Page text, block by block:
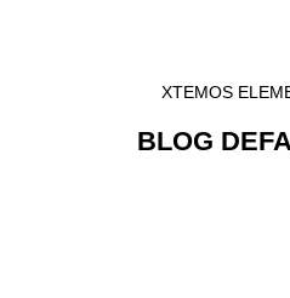
XTEMOS
BLOG